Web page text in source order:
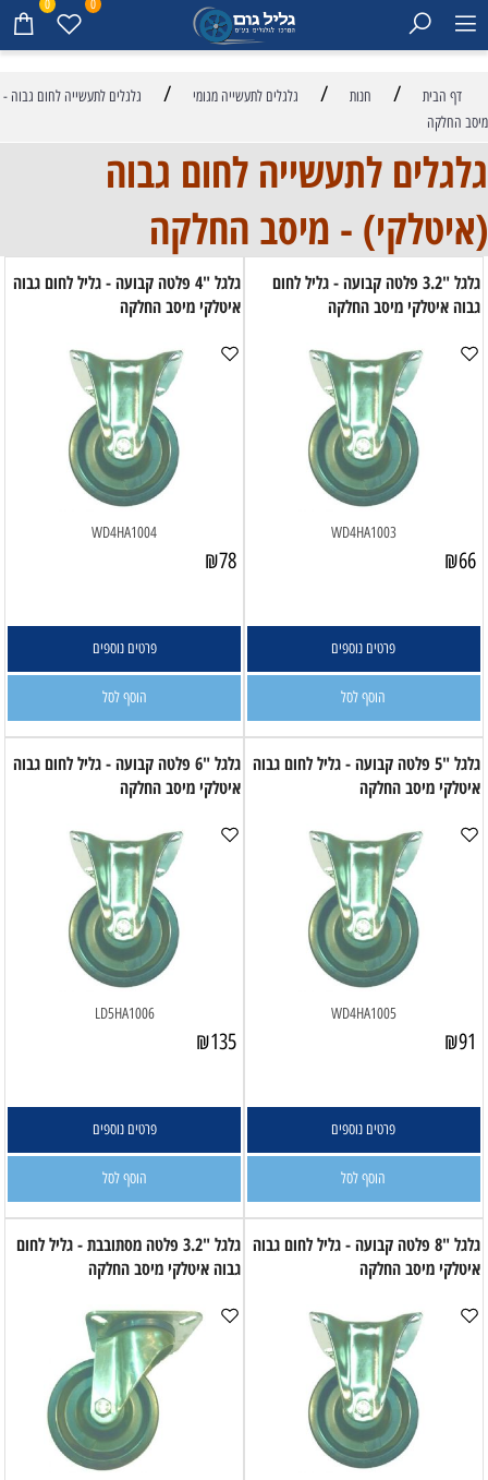
0 0
דף הבית / חנות / גלגלים לתעשייה מגומי /
גלגלים לתעשייה לחום גבוה -
מיסב החלקה
גלגלים לתעשייה לחום גבוה
(איטלקי) - מיסב החלקה
גלגל "3.2 פלטה קבועה - גליל לחום
גבוה איטלקי מיסב החלקה
WD4HA1003
₪66
פרטים נוספים
הוסף לסל
גלגל "4 פלטה קבועה - גליל לחום גבוה
איטלקי מיסב החלקה
WD4HA1004
₪78
פרטים נוספים
הוסף לסל
גלגל "5 פלטה קבועה - גליל לחום גבוה
איטלקי מיסב החלקה
WD4HA1005
₪91
פרטים נוספים
הוסף לסל
גלגל "6 פלטה קבועה - גליל לחום גבוה
איטלקי מיסב החלקה
LD5HA1006
₪135
פרטים נוספים
הוסף לסל
גלגל "8 פלטה קבועה - גליל לחום גבוה
איטלקי מיסב החלקה
גלגל "3.2 פלטה מסתובבת - גליל לחום
גבוה איטלקי מיסב החלקה